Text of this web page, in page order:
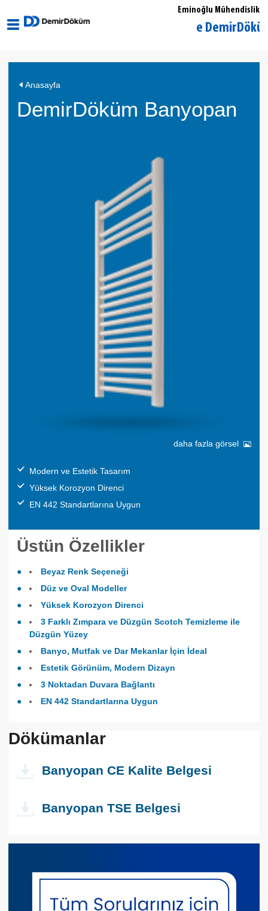
Eminoğlu Mühendislik
İstanbul Ümraniye DemirDöküm
Anasayfa
DemirDöküm Banyopan
daha fazla görsel
Modern ve Estetik Tasarım
Yüksek Korozyon Direnci
EN 442 Standartlarına Uygun
Üstün Özellikler
Beyaz Renk Seçeneği
Düz ve Oval Modeller
Yüksek Korozyon Direnci
3 Farklı Zımpara ve Düzgün Scotch Temizleme ile
Düzgün Yüzey
Banyo, Mutfak ve Dar Mekanlar İçin İdeal
Estetik Görünüm, Modern Dizayn
3 Noktadan Duvara Bağlantı
EN 442 Standartlarına Uygun
Dökümanlar
Banyopan CE Kalite Belgesi
Banyopan TSE Belgesi
DemirDöküm